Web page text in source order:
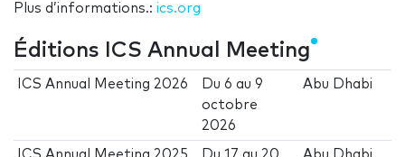
Plus d’informations.: ics.org
Éditions ICS Annual Meeting
ICS Annual Meeting 2026 Du6 au9
octobre
2026
Abu Dhabi